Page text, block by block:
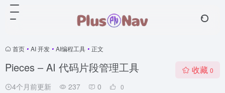
首页 • AI 开发 • AI编程工具 • 正文
Pieces – AI 代码片段管理工具
4个月前更新 237 0 0
收藏 0